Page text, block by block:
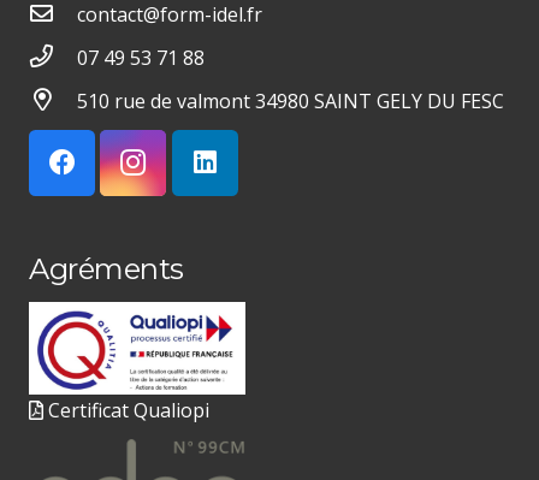
contact@form-idel.fr
07 49 53 71 88
510 rue de valmont 34980 SAINT GELY DU FESC
Agréments
Certificat Qualiopi